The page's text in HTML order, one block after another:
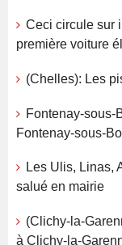
Ceci circule sur
première voiture
(Chelles): Les
Fontenay-sous-
Fontenay-sous-
Les Ulis, Linas,
salué en mairie
(Clichy-la-
à Clichy-la-